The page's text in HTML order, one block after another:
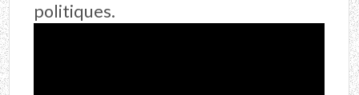
politiques.